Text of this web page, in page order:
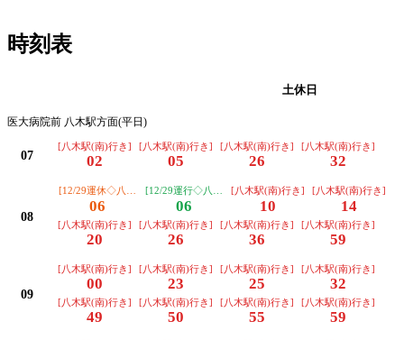
時刻表
土休日
医大病院前 八木駅方面(平日)
07
[八木駅(南)行き]
02
[八木駅(南)行き]
05
[八木駅(南)行き]
26
[八木駅(南)行き]
32
08
[12/29運休◇八木駅(北)経由 リハビリセンター行き]
06
[12/29運行◇八木駅(南)行き]
06
[八木駅(南)行き]
10
[八木駅(南)行き]
14
[八木駅(南)行き]
20
[八木駅(南)行き]
26
[八木駅(南)行き]
36
[八木駅(南)行き]
59
09
[八木駅(南)行き]
00
[八木駅(南)行き]
23
[八木駅(南)行き]
25
[八木駅(南)行き]
32
[八木駅(南)行き]
49
[八木駅(南)行き]
50
[八木駅(南)行き]
55
[八木駅(南)行き]
59